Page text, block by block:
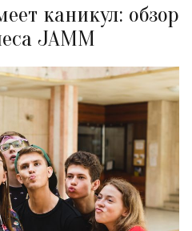
каникул: обзор
JAMM